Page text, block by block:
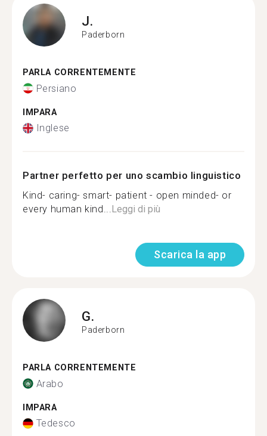
J.
Paderborn
PARLA CORRENTEMENTE
Persiano
IMPARA
Inglese
Partner perfetto per uno scambio linguistico
Kind- caring- smart- patient - open minded- or
every human kind...Leggi di più
Scarica la app
G.
Paderborn
PARLA CORRENTEMENTE
Arabo
IMPARA
Tedesco